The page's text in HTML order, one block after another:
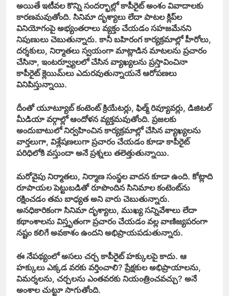
అయితే ఇటీవల కొన్ని సందర్భాల్లో కాపీరైట్ అంశం వివాదాలకు
కారణమవుతోంది. సినిమా దృశ్యాలు లేదా పాటల క్లిప్‌ల
వినియోగంపై అభ్యంతరాలు వ్యక్తం చేయడం సహజమేనని
నిపుణులు చెబుతున్నారు. కానీ బహిరంగ కార్యక్రమాల్లో హీరోలు,
దర్శకులు, నిర్మాతలు స్వయంగా మాట్లాడిన మాటలను ప్రచారం
చేసినా, ఇంటర్వ్యూలలో చేసిన వ్యాఖ్యలను ప్రస్తావించినా
కాపీరైట్ క్లెయిమ్‌లు ఎదురవుతున్నాయనే ఆరోపణలు
వినిపిస్తున్నాయి.
దీంతో యూట్యూబ్ కంటెంట్ క్రియేటర్లు, ఫిల్మ్ రివ్యూవర్లు, డిజిటల్
మీడియా వర్గాల్లో ఆందోళన వ్యక్తమవుతోంది. ప్రజలకు
అందుబాటులో నిర్వహించిన కార్యక్రమాల్లో చేసిన వ్యాఖ్యలను
వార్తలుగా, విశ్లేషణలుగా ప్రచారం చేయడం కూడా కాపీరైట్
పరిధిలోకి వస్తుందా అనే ప్రశ్నలు తలెత్తుతున్నాయి.
మరోవైపు నిర్మాతలు, నిర్మాణ సంస్థల వాదన కూడా ఉంది. కోట్లాది
రూపాయల పెట్టుబడితో రూపొందిన సినిమాల కంటెంట్‌ను
రక్షించడం తమ బాధ్యత అని వారు చెబుతున్నారు.
అనధికారికంగా సినిమా దృశ్యాలు, ముఖ్య సన్నివేశాలు లేదా
కథాంశాలను విస్తృతంగా ప్రచారం చేయడం వల్ల వాణిజ్యపరంగా
నష్టం కలిగే అవకాశం ఉందని అభిప్రాయపడుతున్నారు.
ఈ నేపథ్యంలో అసలు చర్చ కాపీరైట్ హక్కులపై కాదు. ఆ
హక్కులు ఎక్కడ వరకు వర్తించాలి? ప్రేక్షకుల అభిప్రాయాలను,
విమర్శలను, చర్చలను ఎంతవరకు నియంత్రించవచ్చు? అనే
అంశాల చుట్టూ సాగుతోంది.